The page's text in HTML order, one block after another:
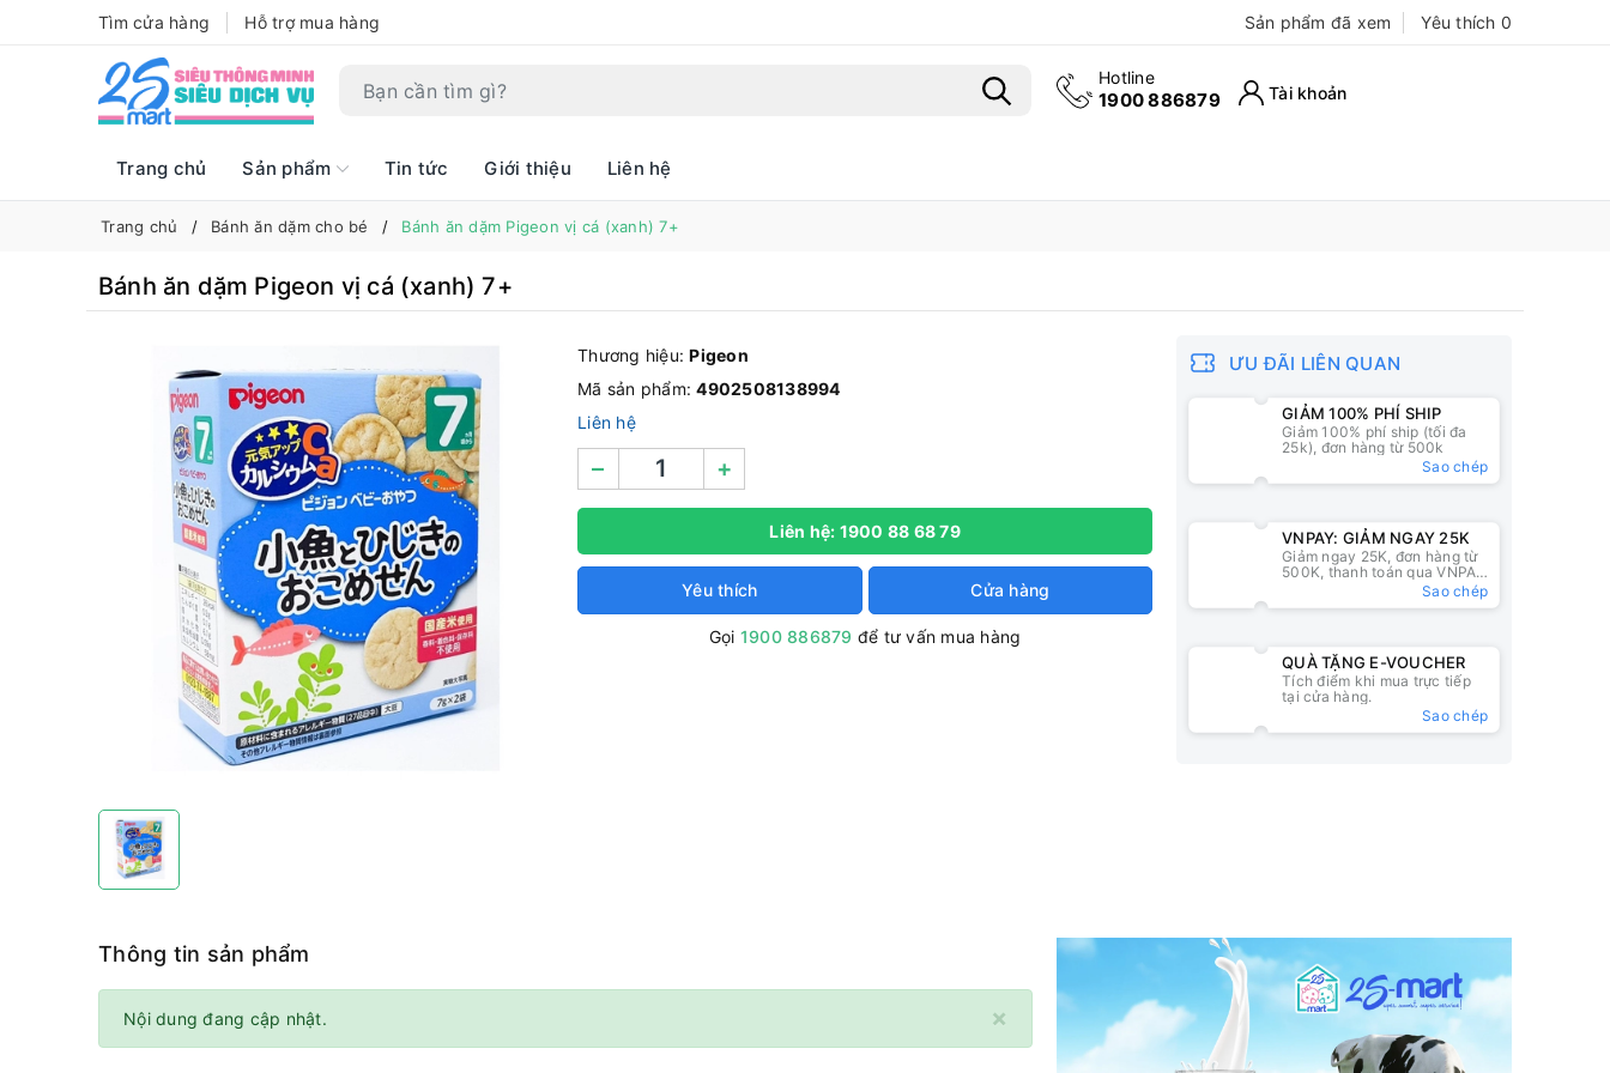
Tìm cửa hàng Hỗ trợ mua hàng Sản phẩm đã xem
Bạn chưa xem sản phẩm nào
Yêu thích 0
Hotline
1900 886879 Tài khoản
Trang chủ Sản phẩm Tin tức Giới thiệu Liên hệ
Trang chủ Bánh ăn dặm cho bé Bánh ăn dặm Pigeon vị cá (xanh) 7+
Bánh ăn dặm Pigeon vị cá (xanh) 7+
Thương hiệu:Pigeon
Mã sản phẩm:4902508138994
Liên hệ
– +
Liên hệ: 1900 88 68 79
Yêu thích Cửa hàng
Gọi 1900 886879 để tư vấn mua hàng
ƯU ĐÃI LIÊN QUAN
GIẢM 100% PHÍ SHIP
Giảm 100% phí ship (tối đa
25k), đơn hàng từ 500k
Sao chép
VNPAY: GIẢM NGAY 25K
Giảm ngay 25K, đơn hàng từ
500K, thanh toán qua VNPAY
Sao chép
QUÀ TẶNG E-VOUCHER
Tích điểm khi mua trực tiếp
tại cửa hàng.
Sao chép
Thông tin sản phẩm
×
Nội dung đang cập nhật.